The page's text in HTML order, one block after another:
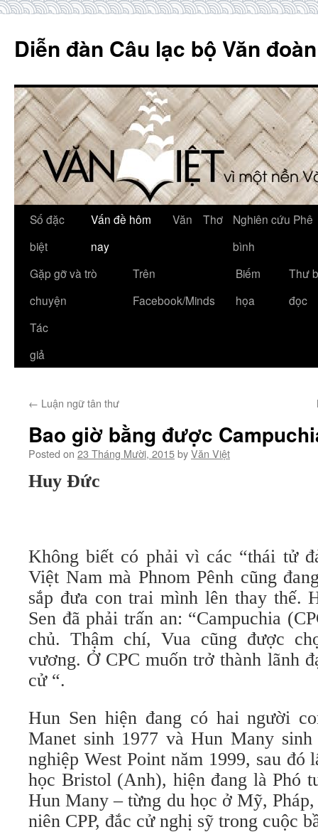
content
Diễn đàn Câu lạc bộ Văn
Số đặc
biệt
Vấn đề hôm
nay
Văn Thơ
Nghiên cứu Phê
bình
Gặp gỡ và trò
chuyện
Trên
Facebook/Minds
Biếm
họa
Thư
đọc
Tác
giả
← Luận ngữ tân thư
Bao giờ bằng được
Posted on 23 Tháng Mười, 2015byVăn Việt
Huy Đức
Không biết có phải vì các “thái tử
Việt Nam mà Phnom Pênh cũng
sắp đưa con trai mình lên thay thế.
Sen đã phải trấn an: “Campuchia
chủ. Thậm chí, Vua cũng được
vương. Ở CPC muốn trở thành lãnh
cử “.
Hun Sen hiện đang có hai người
Manet sinh 1977 và Hun Many
nghiệp West Point năm 1999, sau đó
học Bristol (Anh), hiện đang là Phó
Hun Many – từng du học ở Mỹ,
niên CPP, đắc cử nghị sỹ trong cuộc